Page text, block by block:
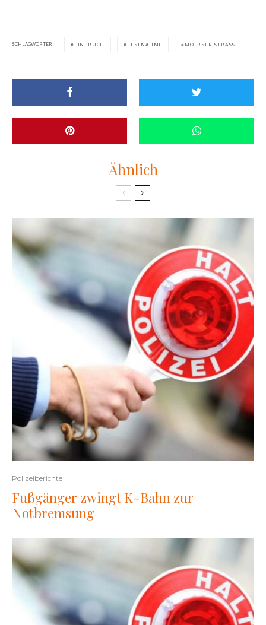
SCHLAGWÖRTER EINBRUCH FESTNAHME MOERSER STRASSE
Ähnlich
Polizeiberichte
Fußgänger zwingt K-Bahn zur
Notbremsung